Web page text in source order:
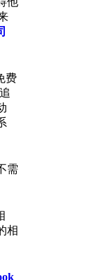
费
需
相